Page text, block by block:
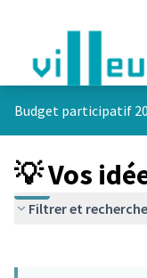
Budget participatif
💡 Vos
Filtrer et